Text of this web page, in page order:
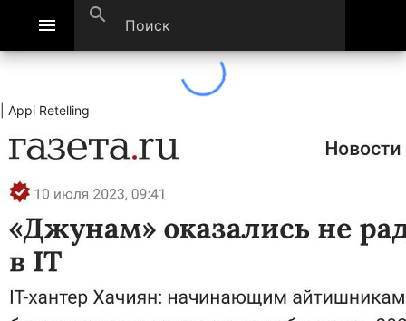
menu search
| Appi Retelling